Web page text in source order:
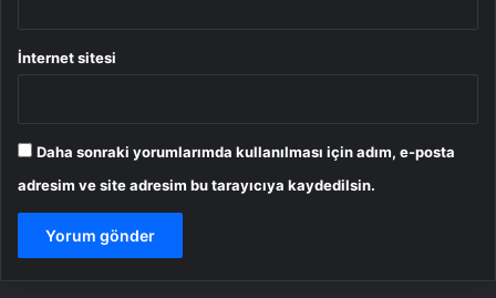
İnternet sitesi
Daha sonraki yorumlarımda kullanılması için adım, e-posta
adresim ve site adresim bu tarayıcıya kaydedilsin.